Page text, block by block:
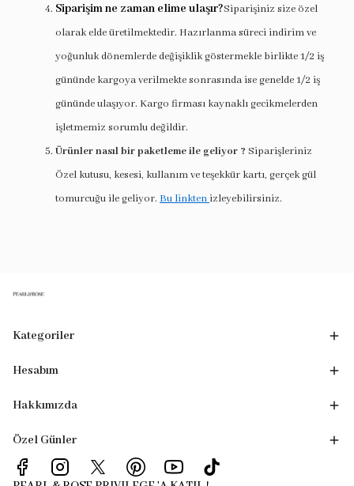
Siparişim ne zaman elime ulaşır?Siparişiniz size özel
olarak elde üretilmektedir. Hazırlanma süreci indirim ve
yoğunluk dönemlerde değişiklik göstermekle birlikte 1/2 iş
gününde kargoya verilmekte sonrasında ise genelde 1/2 iş
gününde ulaşıyor. Kargo firması kaynaklı gecikmelerden
işletmemiz sorumlu değildir.
Ürünler nasıl bir paketleme ile geliyor ? Siparişleriniz
Özel kutusu, kesesi, kullanım ve teşekkür kartı, gerçek gül
tomurcuğu ile geliyor. Bu linkten izleyebilirsiniz.
Kategoriler
Hesabım
Hakkımızda
Özel Günler